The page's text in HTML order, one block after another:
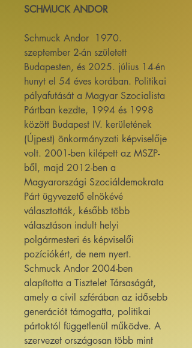
SCHMUCK ANDOR
Schmuck Andor 1970.
szeptember 2-án született
Budapesten, és 2025. július 14-én
hunyt el 54 éves korában. Politikai
pályafutását a Magyar Szocialista
Pártban kezdte, 1994 és 1998
között Budapest IV. kerületének
(Újpest) önkormányzati képviselője
volt. 2001-ben kilépett az MSZP-
ből, majd 2012-ben a
Magyarországi Szociáldemokrata
Párt ügyvezető elnökévé
választották, később több
választáson indult helyi
polgármesteri és képviselői
pozíciókért, de nem nyert.
Schmuck Andor 2004-ben
alapította a Tisztelet Társaságát,
amely a civil szférában az idősebb
generációt támogatta, politikai
pártoktól függetlenül működve. A
szervezet országosan több mint